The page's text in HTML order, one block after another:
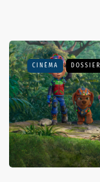
CINÉMA